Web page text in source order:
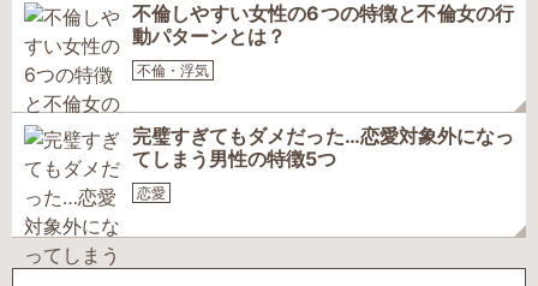
不倫しやすい女性の6つの特徴と不倫女の行
動パターンとは？
不倫・浮気
完璧すぎてもダメだった…恋愛対象外になっ
てしまう男性の特徴5つ
恋愛